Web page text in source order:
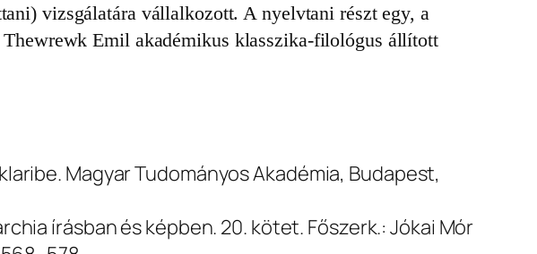
vizsgálatára vállalkozott. A nyelvtani részt egy, a
Emil akadémikus klasszika-filológus állított
. Magyar Tudományos Akadémia, Budapest,
írásban és képben. 20. kötet. Főszerk.: Jókai Mór